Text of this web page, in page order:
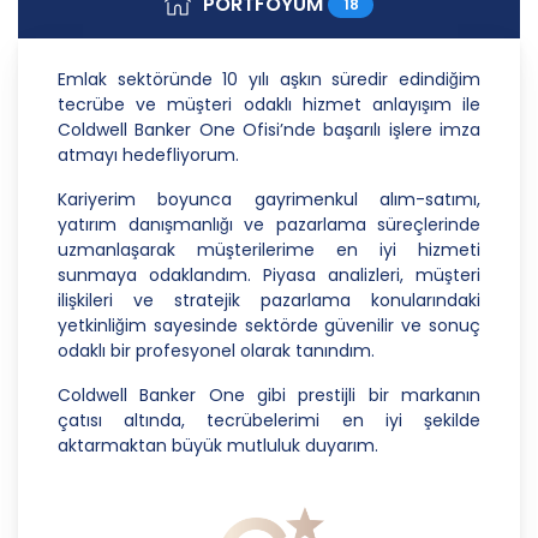
Danışmanlık Hizmetleri A.Ş.; kişisel verilerin
işlenmesi faaliyetleri kapsamında hukuka ve
yükümlüdür. Bu kapsamda, orantılılık gereklilikleri
dikkate alınacakve kişisel verileri işleme amacı
dışında kullanmayacaktır.
Güncel Olmasını Sağlama
CB Gayrimenkul Franchising Pazarlama ve
Danışmanlık Hizmetleri A.Ş.; kişisel veri sahiplerinin
temel haklarını ve kendi meşru menfaatlerini
dikkate alarak işlediği kişisel verilerin doğru ve
güncel olmasını sağlamakla ve bu doğrultuda
kurmakla yükümlüdür.
3. Belirli, Açık ve Meşru Amaçlarla İşleme
Danışmanlık Hizmetleri A.Ş.; kişisel verilerin hangi
Emlak sektöründe 10 yılı aşkın süredir edindiğim
tecrübe ve müşteri odaklı hizmet anlayışım ile
Coldwell Banker One Ofisi’nde başarılı işlere imza
atmayı hedefliyorum.
Kariyerim boyunca gayrimenkul alım-satımı,
yatırım danışmanlığı ve pazarlama süreçlerinde
uzmanlaşarak müşterilerime en iyi hizmeti
sunmaya odaklandım. Piyasa analizleri, müşteri
ilişkileri ve stratejik pazarlama konularındaki
yetkinliğim sayesinde sektörde güvenilir ve sonuç
odaklı bir profesyonel olarak tanındım.
Coldwell Banker One gibi prestijli bir markanın
çatısı altında, tecrübelerimi en iyi şekilde
aktarmaktan büyük mutluluk duyarım.